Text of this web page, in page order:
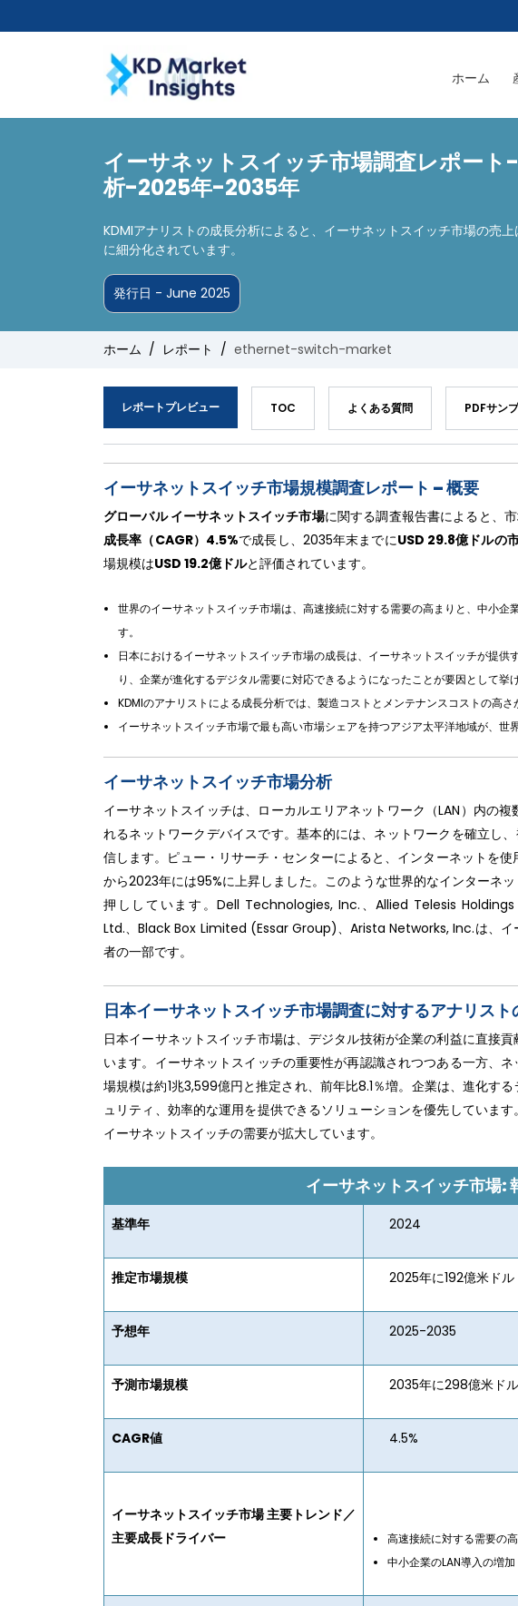
ホーム
イーサネットスイッチ市場調査レポー
析-2025年-2035年
KDMIアナリストの成長分析によると、イーサネットスイッチ市場の売
に細分化されています。
発行日 - June 2025
ホーム レポート ethernet-switch-market
レポートプレビュー TOC よくある質問 PDFサン
イーサネットスイッチ市場規模調査レポート – 概要
グローバル イーサネットスイッチ市場に関する調査報告書によると、
成長率（CAGR）4.5%で成長し、2035年末までにUSD 29.8億ドルの
場規模はUSD 19.2億ドルと評価されています。
世界のイーサネットスイッチ市場は、高速接続に対する需要の高まりと、中小企
す。
日本におけるイーサネットスイッチ市場の成長は、イーサネットスイッチが提
り、企業が進化するデジタル需要に対応できるようになったことが要因として挙
KDMIのアナリストによる成長分析では、製造コストとメンテナンスコストの高さ
イーサネットスイッチ市場で最も高い市場シェアを持つアジア太平洋地域が、世
イーサネットスイッチ市場分析
イーサネットスイッチは、ローカルエリアネットワーク（LAN）内の
れるネットワークデバイスです。基本的には、ネットワークを確立し
信します。ピュー・リサーチ・センターによると、インターネットを
から2023年には95%に上昇しました。このような世界的なインターネ
押ししています。Dell Technologies, Inc.、Allied Telesis
Ltd.、Black Box Limited (Essar Group)、Arista Networks, Inc.は、イ
者の一部です。
日本イーサネットスイッチ市場調査に対するアナリスト
日本イーサネットスイッチ市場は、デジタル技術が企業の利益に直接
います。イーサネットスイッチの重要性が再認識されつつある一方、
場規模は約1兆3,599億円と推定され、前年比8.1％増。企業は、進化す
ュリティ、効率的な運用を提供できるソリューションを優先していま
イーサネットスイッチの需要が拡大しています。
イーサネットスイッチ市場:
基準年 2024
推定市場規模 2025年に192億米ドル
予想年 2025-2035
予測市場規模 2035年に298億米ドル
CAGR値 4.5%
イーサネットスイッチ市場 主要トレンド／
主要成長ドライバー
高速接続に対する需要の
中小企業のLAN導入の増加